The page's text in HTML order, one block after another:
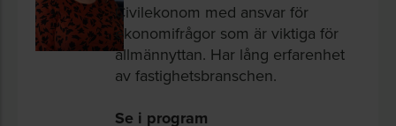
Civilekonom med ansvar för
ekonomifrågor som är viktiga för
allmännyttan. Har lång erfarenhet
av fastighetsbranschen.
Se i program